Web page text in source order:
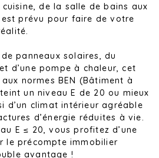
de la salle de bains aux
prévu pour faire de votre
panneaux solaires, du
d’une pompe à chaleur, cet
normes BEN (Bâtiment à
un niveau E de 20 ou mieux
d’un climat intérieur agréable
d’énergie réduites à vie.
E ≤ 20, vous profitez d’une
le précompte immobilier
avantage !